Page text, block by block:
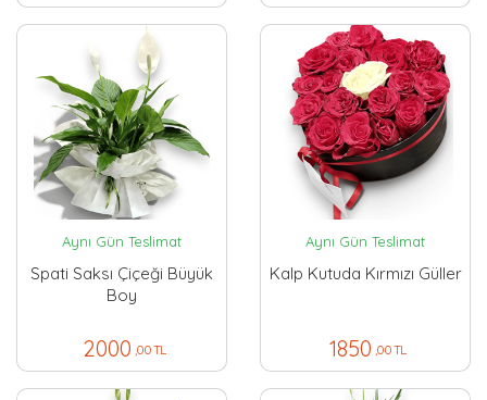
Aynı Gün Teslimat
Spati Saksı Çiçeği Büyük
Boy
2000 ,00 TL
Aynı Gün Teslimat
Kalp Kutuda Kırmızı Güller
1850 ,00 TL